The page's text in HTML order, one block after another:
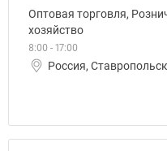
Оптовая торговля,
хозяйство
8:00 - 17:00
Россия,